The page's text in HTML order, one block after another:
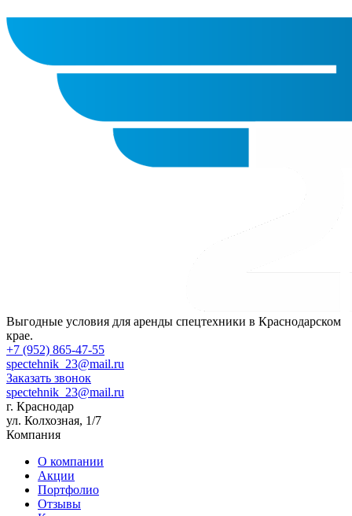
Выгодные условия для аренды спецтехники в Краснодарском
крае.
+7 (952) 865-47-55
spectehnik_23@mail.ru
Заказать звонок
spectehnik_23@mail.ru
г. Краснодар
ул. Колхозная, 1/7
Компания
О компании
Акции
Портфолио
Отзывы